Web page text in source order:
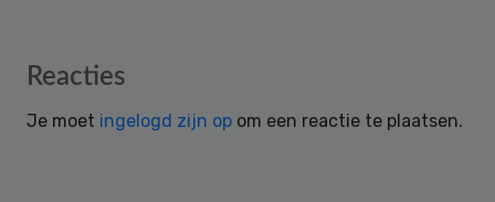
Reader
Reacties
Je moet ingelogd zijn op om een reactie te plaatsen.